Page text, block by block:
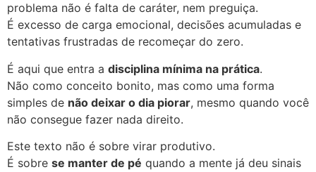
problema não é falta de caráter, nem preguiça.
É excesso de carga emocional, decisões acumuladas e
tentativas frustradas de recomeçar do zero.
É aqui que entra a disciplina mínima na prática.
Não como conceito bonito, mas como uma forma
simples de não deixar o dia piorar, mesmo quando você
não consegue fazer nada direito.
Este texto não é sobre virar produtivo.
É sobre se manter de pé quando a mente já deu sinais